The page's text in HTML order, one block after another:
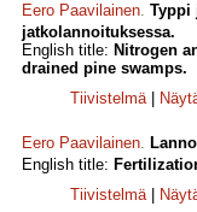
Eero Paavilainen. Typpi
jatkolannoituksessa.
English title: Nitrogen
drained pine swamps.
Tiivistelmä|
Eero Paavilainen.
English title:
Tiivistelmä|